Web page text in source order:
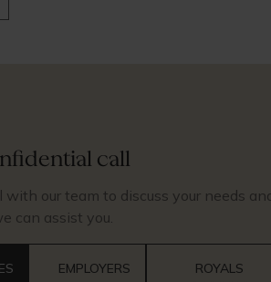
call
with our team to discuss your needs
can assist you.
EMPLOYERS
ROYALS